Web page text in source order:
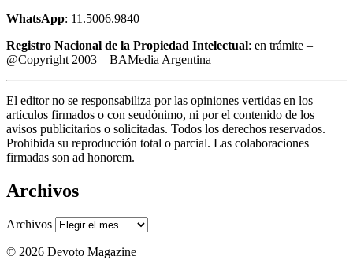
WhatsApp: 11.5006.9840
Registro Nacional de la Propiedad Intelectual: en trámite –
@Copyright 2003 – BAMedia Argentina
El editor no se responsabiliza por las opiniones vertidas en los
artículos firmados o con seudónimo, ni por el contenido de los
avisos publicitarios o solicitadas. Todos los derechos reservados.
Prohibida su reproducción total o parcial. Las colaboraciones
firmadas son ad honorem.
Archivos
Archivos
© 2026 Devoto Magazine